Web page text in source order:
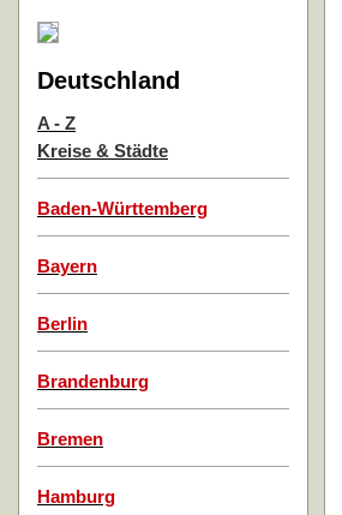
Deutschland
A - Z
Kreise & Städte
Baden-Württemberg
Bayern
Berlin
Brandenburg
Bremen
Hamburg